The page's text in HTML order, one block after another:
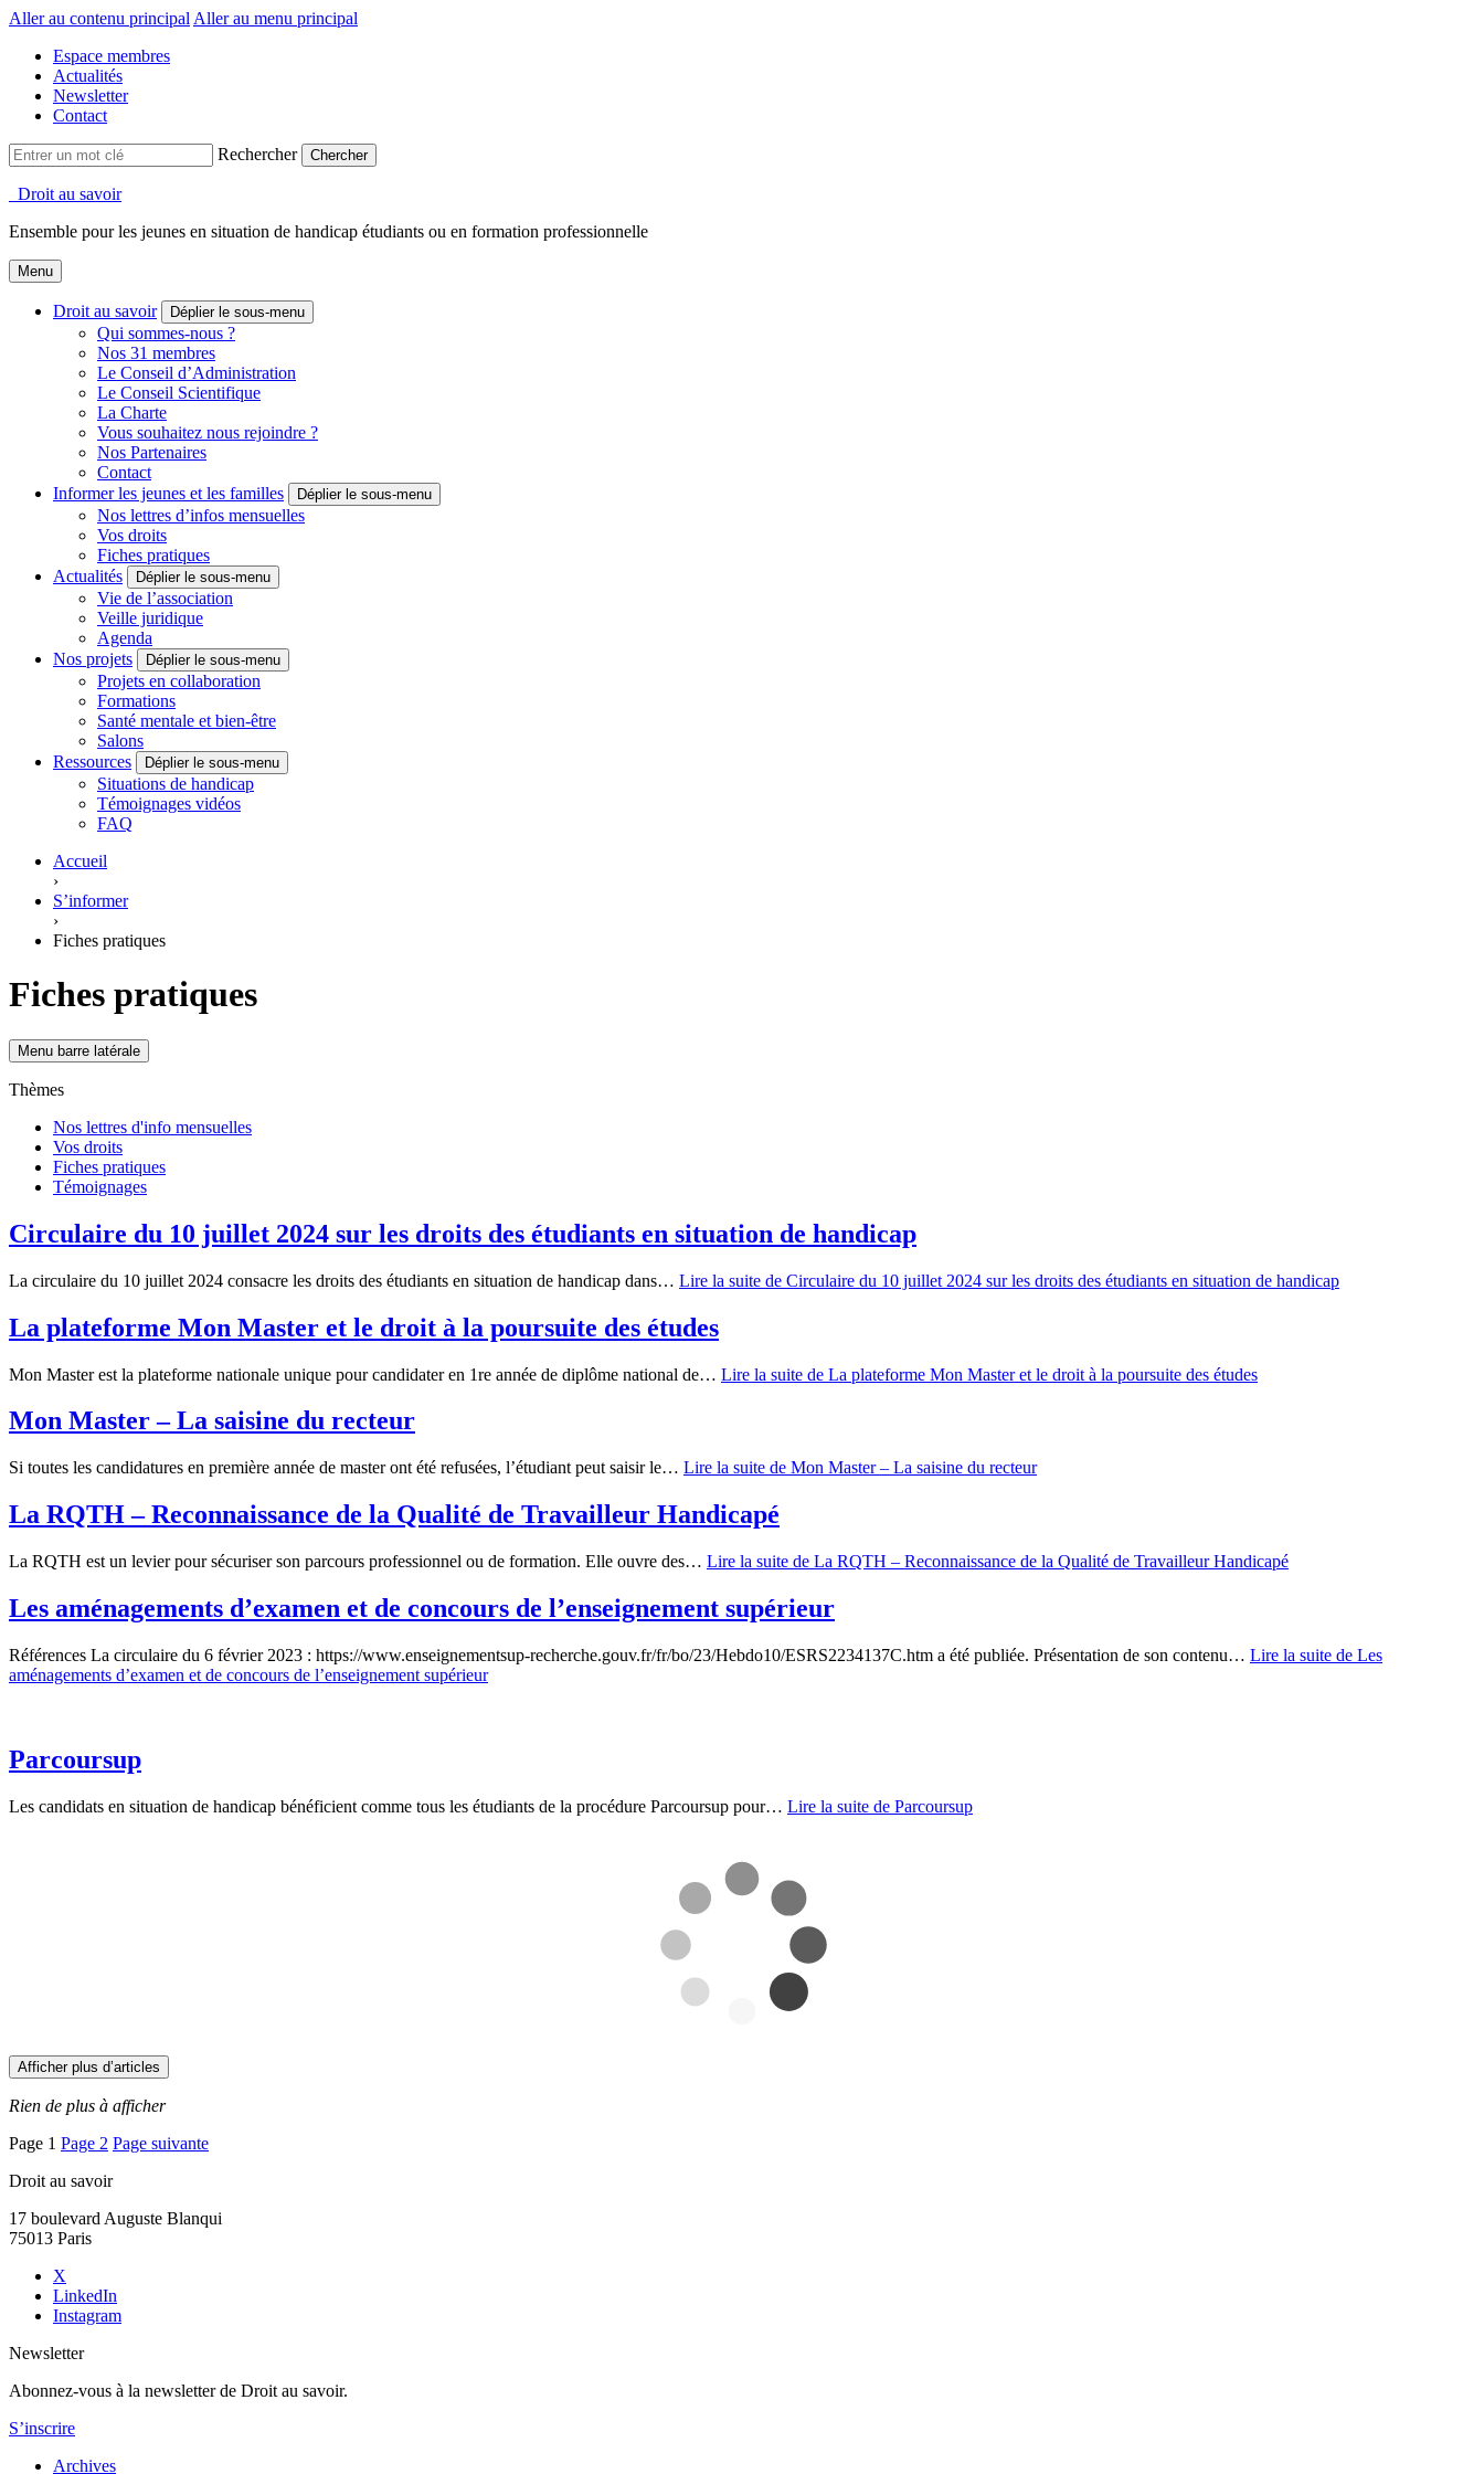
Aller au contenu principal Aller au menu principal
Espace membres
Actualités
Newsletter
Contact
Rechercher
Droit au savoir
Ensemble pour les jeunes en situation de handicap étudiants ou en formation professionnelle
Menu
Droit au savoir Déplier le sous-menu
Qui sommes-nous ?
Nos 31 membres
Le Conseil d’Administration
Le Conseil Scientifique
La Charte
Vous souhaitez nous rejoindre ?
Nos Partenaires
Contact
Informer les jeunes et les familles
Déplier le sous-menu
Nos lettres d’infos mensuelles
Vos droits
Fiches pratiques
Actualités
Déplier le sous-menu
Vie de l’association
Veille juridique
Agenda
Nos projets
Déplier le sous-menu
Projets en collaboration
Formations
Santé mentale et bien-être
Salons
Ressources
Déplier le sous-menu
Situations de handicap
Témoignages vidéos
FAQ
Accueil
›
S’informer
›
Fiches pratiques
Fiches pratiques
Menu barre latérale
Thèmes
Nos lettres d'info mensuelles
Vos droits
Fiches pratiques
Témoignages
Circulaire du 10 juillet 2024 sur les droits des étudiants en situation de handicap
La circulaire du 10 juillet 2024 consacre les droits des étudiants en situation de handicap dans… Lire la suite de Circulaire du 10 juillet 2024 sur les droits des étudiants en situation de handicap
La plateforme Mon Master et le droit à la poursuite des études
Mon Master est la plateforme nationale unique pour candidater en 1re année de diplôme national de… Lire la suite de La plateforme Mon Master et le droit à la poursuite des études
Mon Master – La saisine du recteur
Si toutes les candidatures en première année de master ont été refusées, l’étudiant peut saisir le… Lire la suite de Mon Master – La saisine du recteur
La RQTH – Reconnaissance de la Qualité de Travailleur Handicapé
La RQTH est un levier pour sécuriser son parcours professionnel ou de formation. Elle ouvre des… Lire la suite de La RQTH – Reconnaissance de la Qualité de Travailleur Handicapé
Les aménagements d’examen et de concours de l’enseignement supérieur
Références La circulaire du 6 février 2023 : https://www.enseignementsup-recherche.gouv.fr/fr/bo/23/Hebdo10/ESRS2234137C.htm a été publiée. Présentation de son contenu… Lire la suite de Les
aménagements d’examen et de concours de l’enseignement supérieur
Parcoursup
Les candidats en situation de handicap bénéficient comme tous les étudiants de la procédure Parcoursup pour… Lire la suite de Parcoursup
Afficher plus d’articles
Rien de plus à afficher
Pagination
des
publications
Page 1 Page 2 Page suivante
Droit au savoir
17 boulevard Auguste Blanqui
75013 Paris
X
LinkedIn
Instagram
Newsletter
Abonnez-vous à la newsletter de Droit au savoir.
S’inscrire
Archives